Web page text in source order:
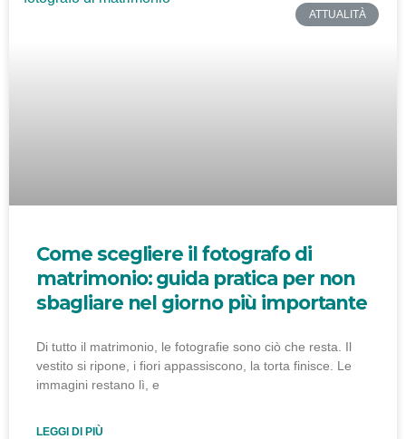
ATTUALITÀ
Come scegliere il fotografo di
matrimonio: guida pratica per non
sbagliare nel giorno più importante
Di tutto il matrimonio, le fotografie sono ciò che resta. Il
vestito si ripone, i fiori appassiscono, la torta finisce. Le
immagini restano lì, e
LEGGI DI PIÙ